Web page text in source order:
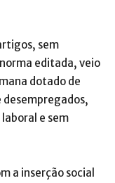
sem
editada, veio
dotado de
desempregados,
e sem
a inserção social